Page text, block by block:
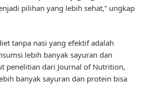
pilihan yang lebih sehat,” ungkap
tanpa nasi yang efektif adalah
lebih banyak sayuran dan
penelitian dari Journal of Nutrition,
banyak sayuran dan protein bisa